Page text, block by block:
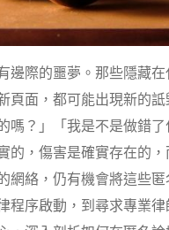
邊際的噩夢。那些隱藏
頁面，都可能出現新的
？」「我是不是做錯
的，傷害是確實存在的
網絡，仍有機會將這些
程序啟動，到尋求專業